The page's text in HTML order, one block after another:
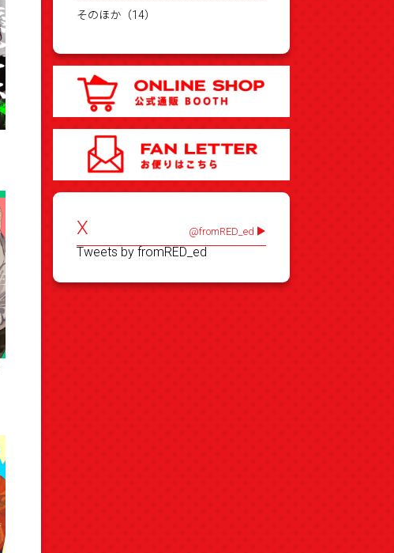
そのほか（14）
X @fromRED_ed
Tweets by fromRED_ed